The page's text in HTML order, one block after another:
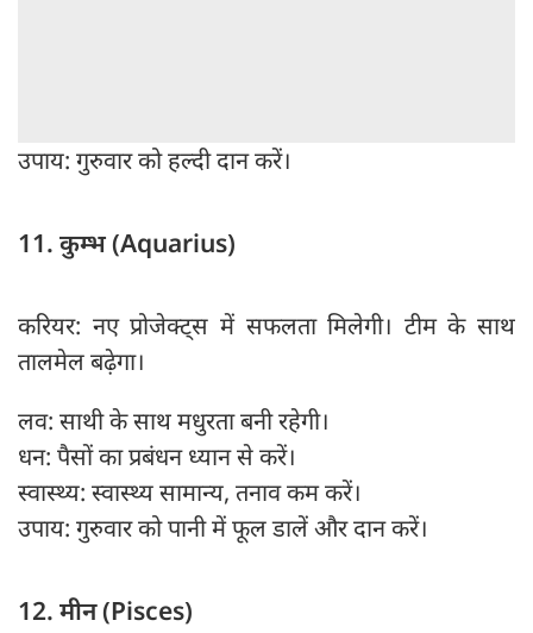
उपाय: गुरुवार को हल्दी दान करें।
11. कुम्भ (Aquarius)
करियर: नए प्रोजेक्ट्स में सफलता मिलेगी। टीम के साथ
तालमेल बढ़ेगा।
लव: साथी के साथ मधुरता बनी रहेगी।
धन: पैसों का प्रबंधन ध्यान से करें।
स्वास्थ्य: स्वास्थ्य सामान्य, तनाव कम करें।
उपाय: गुरुवार को पानी में फूल डालें और दान करें।
12. मीन (Pisces)